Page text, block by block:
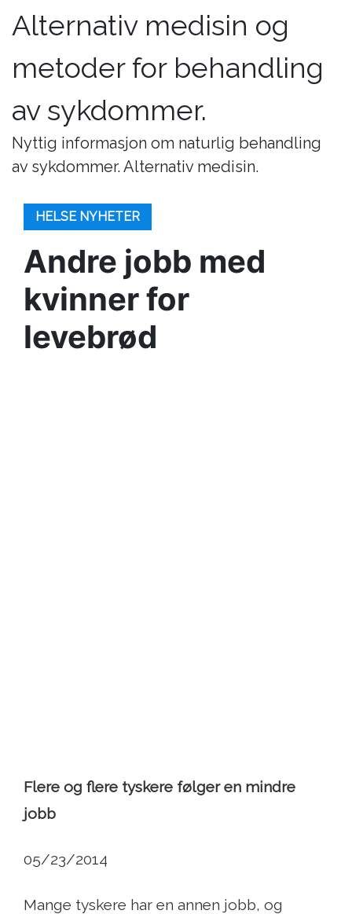
Alternativ medisin og
metoder for behandling
av sykdommer.
Nyttig informasjon om naturlig behandling
av sykdommer. Alternativ medisin.
HELSE NYHETER
Andre jobb med
kvinner for
levebrød
Flere og flere tyskere følger en mindre
jobb
05/23/2014
Mange tyskere har en annen jobb, og